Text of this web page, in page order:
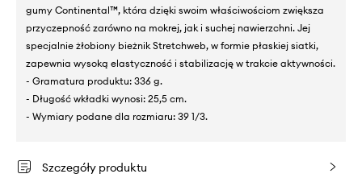
gumy Continental™, która dzięki swoim właściwościom zwiększa
przyczepność zarówno na mokrej, jak i suchej nawierzchni. Jej
specjalnie żłobiony bieżnik Stretchweb, w formie płaskiej siatki,
zapewnia wysoką elastyczność i stabilizację w trakcie aktywności.
- Gramatura produktu: 336 g.
- Długość wkładki wynosi: 25,5 cm.
- Wymiary podane dla rozmiaru: 39 1/3.
Szczegóły produktu